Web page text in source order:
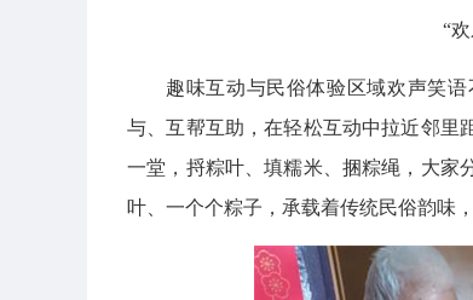
“
趣味互动与民俗体验区域欢声笑
与、互帮互助，在轻松互动中拉近邻里
一堂，捋粽叶、填糯米、捆粽绳，大家
叶、一个个粽子，承载着传统民俗韵味